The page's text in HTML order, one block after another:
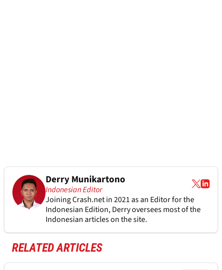
Derry Munikartono
Indonesian Editor
Joining Crash.net in 2021 as an Editor for the
Indonesian Edition, Derry oversees most of the
Indonesian articles on the site.
RELATED ARTICLES